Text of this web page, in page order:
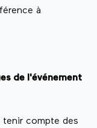
à
de l'événement
tenir compte des